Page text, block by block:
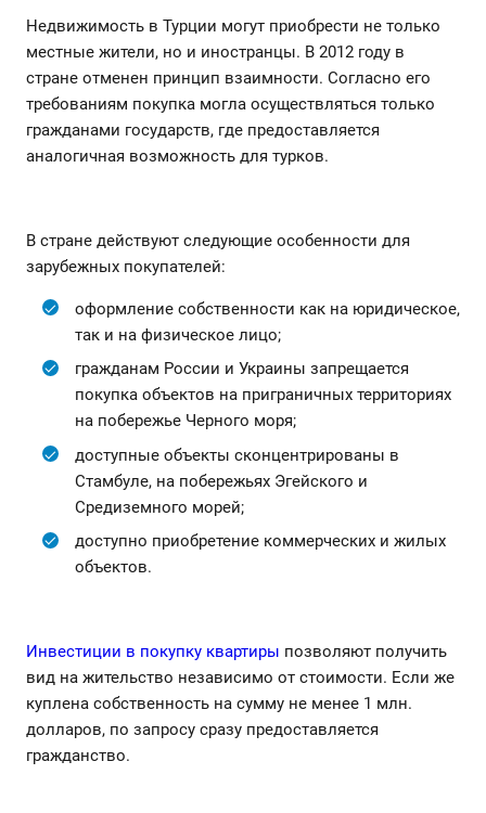
Недвижимость в Турции могут приобрести не только
местные жители, но и иностранцы. В 2012 году в
стране отменен принцип взаимности. Согласно его
требованиям покупка могла осуществляться только
гражданами государств, где предоставляется
аналогичная возможность для турков.
В стране действуют следующие особенности для
зарубежных покупателей:
оформление собственности как на юридическое,
так и на физическое лицо;
гражданам России и Украины запрещается
покупка объектов на приграничных территориях
на побережье Черного моря;
доступные объекты сконцентрированы в
Стамбуле, на побережьях Эгейского и
Средиземного морей;
доступно приобретение коммерческих и жилых
объектов.
Инвестиции в покупку квартиры позволяют получить
вид на жительство независимо от стоимости. Если же
куплена собственность на сумму не менее 1 млн.
долларов, по запросу сразу предоставляется
гражданство.